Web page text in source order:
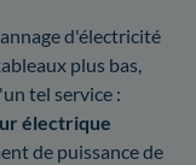
d'électricité
plus bas,
tel service :
électrique
de puissance de